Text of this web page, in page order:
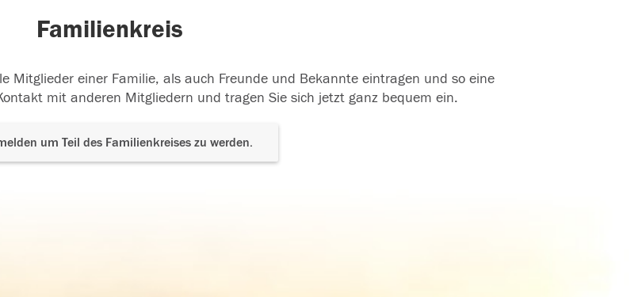
Familienkreis
Mitglieder einer Familie, als auch Freunde und Bekannte eintragen und so eine
mit anderen Mitgliedern und tragen Sie sich jetzt ganz bequem ein.
um Teil des Familienkreises zu werden.